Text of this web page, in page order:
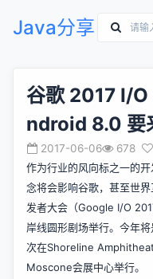
Java分享
谷歌 2017 I/O
ndroid 8.0 要
2017-06-06 678
作为行业的风向标之一的
念将会影响谷歌，甚至世
发者大会（Google I/O
岸线圆形剧场举行。今年
次在Shoreline
Moscone会展中心举行。